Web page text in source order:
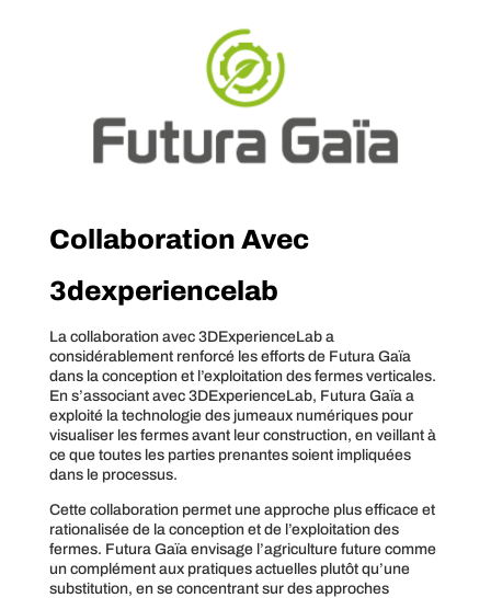
Collaboration Avec
3dexperiencelab
La collaboration avec 3DExperienceLab a
considérablement renforcé les efforts de Futura Gaïa
dans la conception et l’exploitation des fermes verticales.
En s’associant avec 3DExperienceLab, Futura Gaïa a
exploité la technologie des jumeaux numériques pour
visualiser les fermes avant leur construction, en veillant à
ce que toutes les parties prenantes soient impliquées
dans le processus.
Cette collaboration permet une approche plus efficace et
rationalisée de la conception et de l’exploitation des
fermes. Futura Gaïa envisage l’agriculture future comme
un complément aux pratiques actuelles plutôt qu’une
substitution, en se concentrant sur des approches